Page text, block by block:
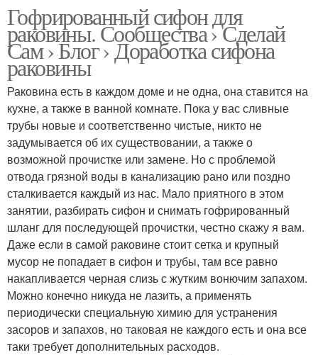
Гофрированный сифон для
раковины. Сообщества › Сделай
Сам › Блог › Доработка сифона
раковины
Раковина есть в каждом доме и не одна, она ставится на
кухне, а также в ванной комнате. Пока у вас сливные
трубы новые и соответственно чистые, никто не
задумывается об их существовании, а также о
возможной прочистке или замене. Но с проблемой
отвода грязной воды в канализацию рано или поздно
сталкивается каждый из нас. Мало приятного в этом
занятии, разбирать сифон и снимать гофрированный
шланг для последующей прочистки, честно скажу я вам.
Даже если в самой раковине стоит сетка и крупный
мусор не попадает в сифон и трубы, там все равно
накапливается черная слизь с жутким вонючим запахом.
Можно конечно никуда не лазить, а применять
периодически специальную химию для устранения
засоров и запахов, но таковая не каждого есть и она все
таки требует дополнительных расходов.